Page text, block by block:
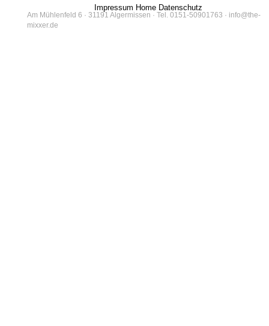
Am Mühlenfeld 6 · 31191 Algermissen · Tel. 0151-50901763 · info@the-
mixxer.de
Impressum Home Datenschutz